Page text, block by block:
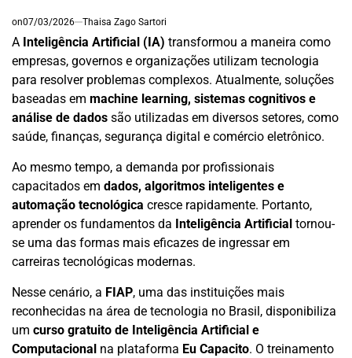
on07/03/2026 Thaisa Zago Sartori
A Inteligência Artificial (IA) transformou a maneira como
empresas, governos e organizações utilizam tecnologia
para resolver problemas complexos. Atualmente, soluções
baseadas em machine learning, sistemas cognitivos e
análise de dados são utilizadas em diversos setores, como
saúde, finanças, segurança digital e comércio eletrônico.
Ao mesmo tempo, a demanda por profissionais
capacitados em dados, algoritmos inteligentes e
automação tecnológica cresce rapidamente. Portanto,
aprender os fundamentos da Inteligência Artificial tornou-
se uma das formas mais eficazes de ingressar em
carreiras tecnológicas modernas.
Nesse cenário, a FIAP, uma das instituições mais
reconhecidas na área de tecnologia no Brasil, disponibiliza
um curso gratuito de Inteligência Artificial e
Computacional na plataforma Eu Capacito. O treinamento